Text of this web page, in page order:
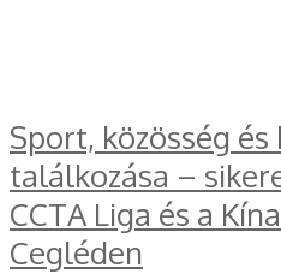
Sport, közösség és
találkozása –
CCTA Liga és a
Cegléden